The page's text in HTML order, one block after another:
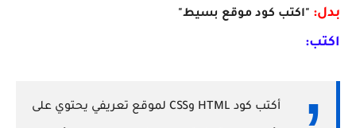
بدل: "اكتب كود موقع بسيط"
اكتب:
أكتب كود HTML وCSS لموقع تعريفي يحتوي على